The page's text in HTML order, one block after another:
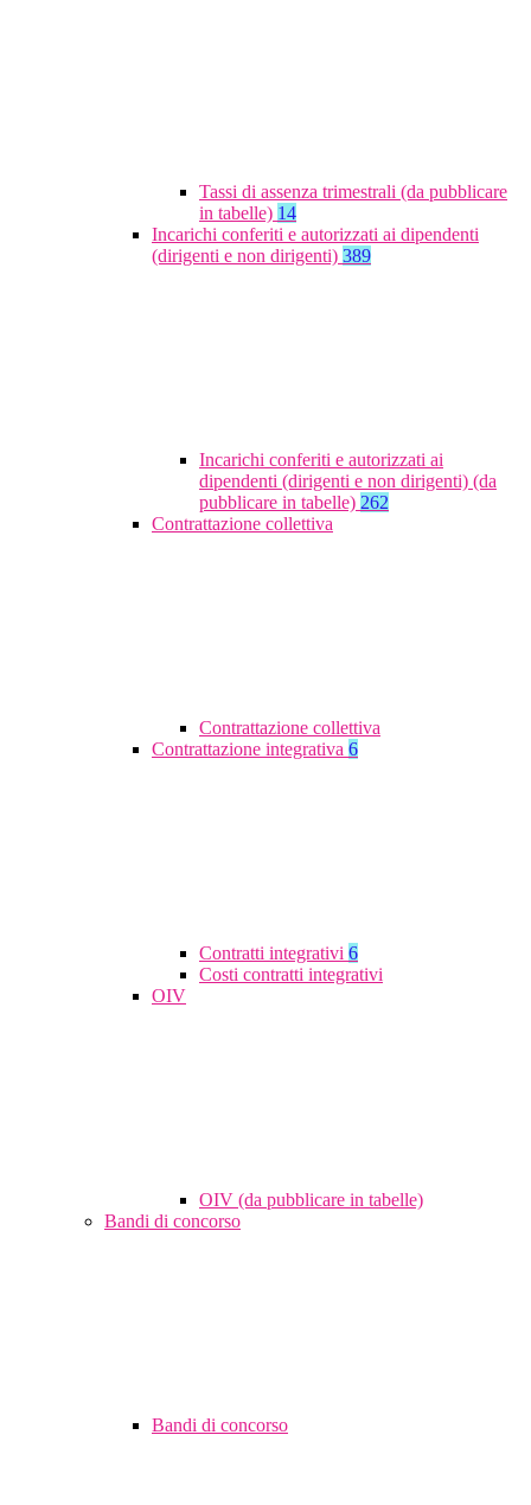
Tassi di assenza trimestrali (da pubblicare
in tabelle) 14
Incarichi conferiti e autorizzati ai dipendenti
(dirigenti e non dirigenti) 389
Incarichi conferiti e autorizzati ai
dipendenti (dirigenti e non dirigenti) (da
pubblicare in tabelle) 262
Contrattazione collettiva
Contrattazione collettiva
Contrattazione integrativa 6
Contratti integrativi 6
Costi contratti integrativi
OIV
OIV (da pubblicare in tabelle)
Bandi di concorso
Bandi di concorso